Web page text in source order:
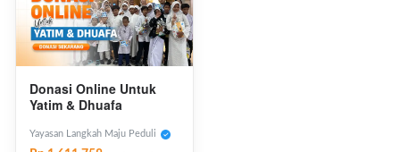
Donasi Online Untuk
Yatim & Dhuafa
Yayasan Langkah Maju Peduli